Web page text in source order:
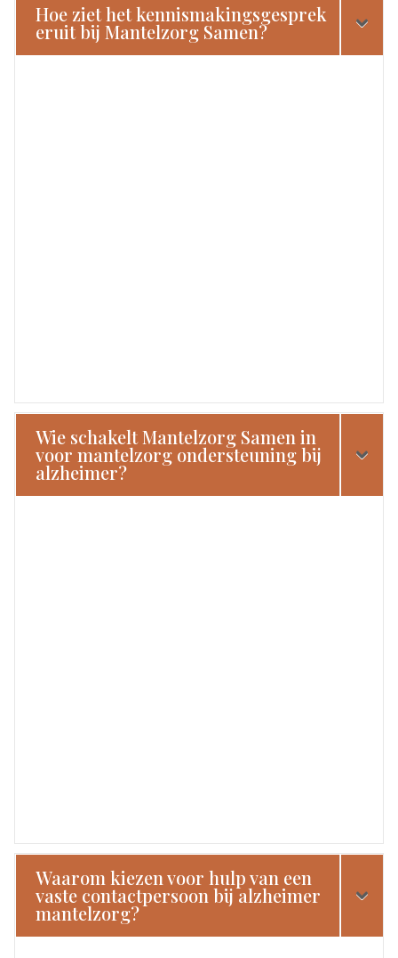
Hoe ziet het kennismakingsgesprek
eruit bij Mantelzorg Samen?
Wie schakelt Mantelzorg Samen in
voor mantelzorg ondersteuning bij
alzheimer?
Waarom kiezen voor hulp van een
vaste contactpersoon bij alzheimer
mantelzorg?